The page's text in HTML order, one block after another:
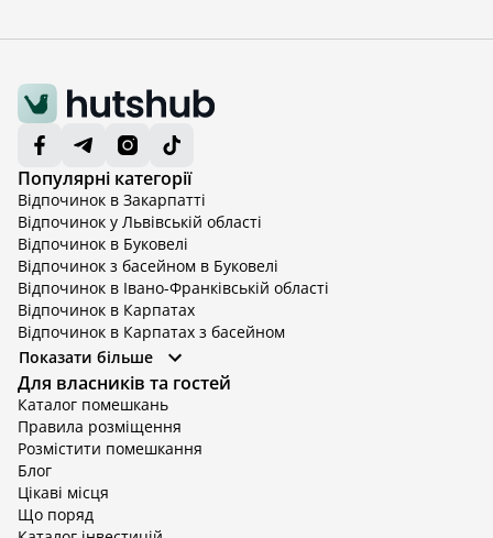
Популярні категорії
Відпочинок в Закарпатті
Відпочинок у Львівській області
Відпочинок в Буковелі
Відпочинок з басейном в Буковелі
Відпочинок в Івано-Франківській області
Відпочинок в Карпатах
Відпочинок в Карпатах з басейном
Відпочинок в Київській області
Відпочинок в Київській області з басейном
Відпочинок в Тернопільській області
Відпочинок у Вінницькій області
Відпочинок в Яремче
Відпочинок у Львівській області з басейном
Відпочинок з басейном в Тернопільській області
Показати більше
Для власників та гостей
Каталог помешкань
Правила розміщення
Розмістити помешкання
Блог
Цікаві місця
Що поряд